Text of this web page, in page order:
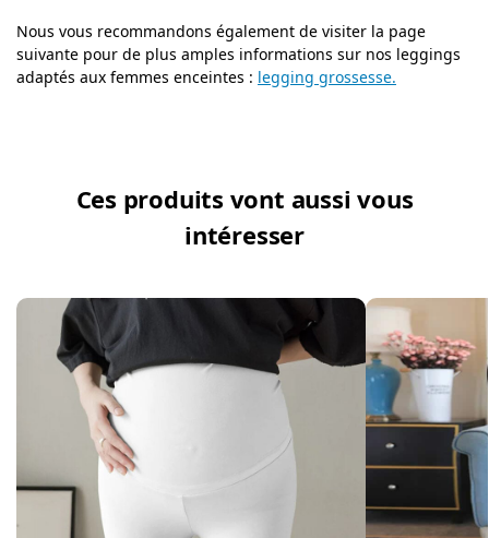
Nous vous recommandons également de visiter la page
suivante pour de plus amples informations sur nos leggings
adaptés aux femmes enceintes : legging grossesse.
Ces produits vont aussi vous
intéresser